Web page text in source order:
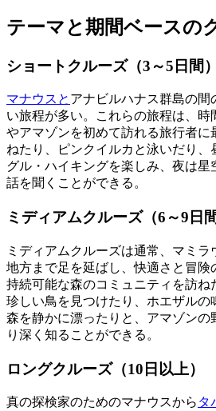
テーマと期間ベースの
ショートクルーズ（3～5日間）
マナウスと アナビルハナス群島の間
い旅程が多い。これらの旅程は、
やアマゾンを初めて訪れる旅行者に
ねたり、ピンクイルカと泳いだり、
グル・ハイキングを楽しみ、夜は
話を聞くことができる。
ミディアムクルーズ（6～9日間
ミディアムクルーズは通常、マミラ
地方まで足を延ばし、快適さと冒険
持続可能な森のコミュニティを訪ね
珍しい鳥を見つけたり、ホエザルの
森を静かに漂ったりと、アマゾンの
り深く知ることができる。
ロングクルーズ（10日以上）
真の探検家のためのマナウスから タ